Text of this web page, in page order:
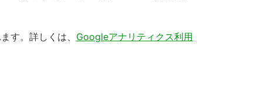
す。詳しくは、 Googleアナリティクス利用